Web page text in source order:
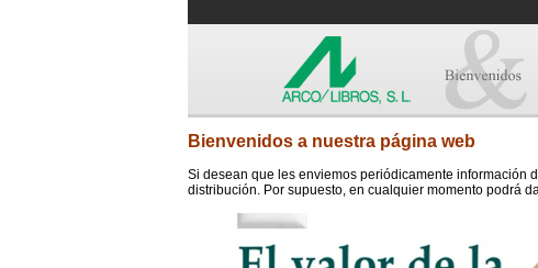
Bienvenidos a nuestra página web
Si desean que les enviemos periódicamente información
distribución. Por supuesto, en cualquier momento podrá